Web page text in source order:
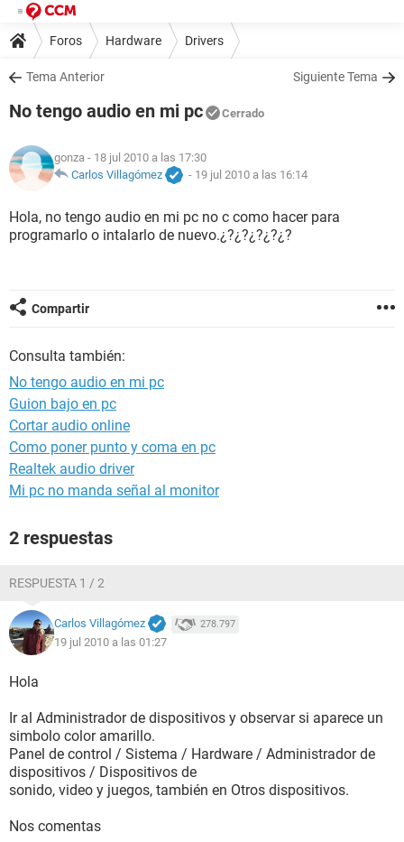
Foros Hardware Drivers
Tema Anterior Siguiente Tema
No tengo audio en mi pc Cerrado
gonza - 18 jul 2010 a las 17:30
Carlos Villagómez
- 19 jul 2010 a las 16:14
Hola, no tengo audio en mi pc no c como hacer para
programarlo o intalarlo de nuevo.¿?¿?¿?¿?¿?
Compartir
Consulta también:
No tengo audio en mi pc
Guion bajo en pc
Cortar audio online
Como poner punto y coma en pc
Realtek audio driver
Mi pc no manda señal al monitor
2 respuestas
RESPUESTA 1 / 2
Carlos Villagómez 278.797
19 jul 2010 a las 01:27
Hola
Ir al Administrador de dispositivos y observar si aparece un
simbolo color amarillo.
Panel de control / Sistema / Hardware / Administrador de
dispositivos / Dispositivos de
sonido, video y juegos, también en Otros dispositivos.
Nos comentas